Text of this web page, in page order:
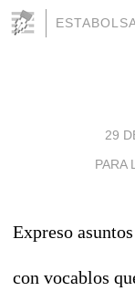
29
PARA
Expreso
con vocablos